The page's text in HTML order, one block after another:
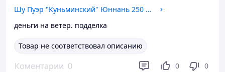
Шу Пуэр "Куньминский" Юннань 250 грамм
деньги на ветер. подделка
Товар не соответствовал описанию
Коментарии 0 0 0